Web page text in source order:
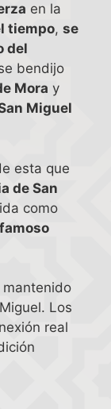
en la
tiempo, se
del
bendijo
Mora y
Miguel
esta que
de San
como
mantenido
Los
real